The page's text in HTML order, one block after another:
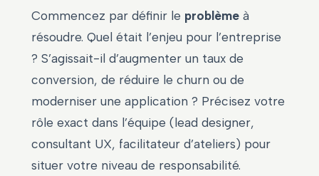
Commencez par définir le problème à
résoudre. Quel était l’enjeu pour l’entreprise
? S’agissait-il d’augmenter un taux de
conversion, de réduire le churn ou de
moderniser une application ? Précisez votre
rôle exact dans l’équipe (lead designer,
consultant UX, facilitateur d’ateliers) pour
situer votre niveau de responsabilité.